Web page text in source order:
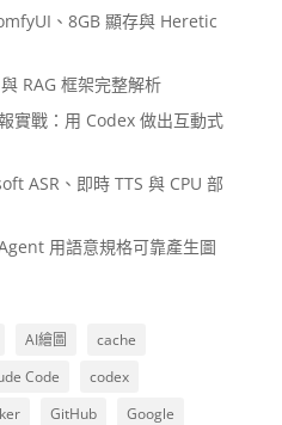
、8GB 顯存與 Heretic
RAG 框架完整解析
實戰：用 Codex 做出互動式
ASR、即時 TTS 與 CPU 部
用語意規格可靠產生圖
AI繪圖
cache
Code
codex
GitHub
Google